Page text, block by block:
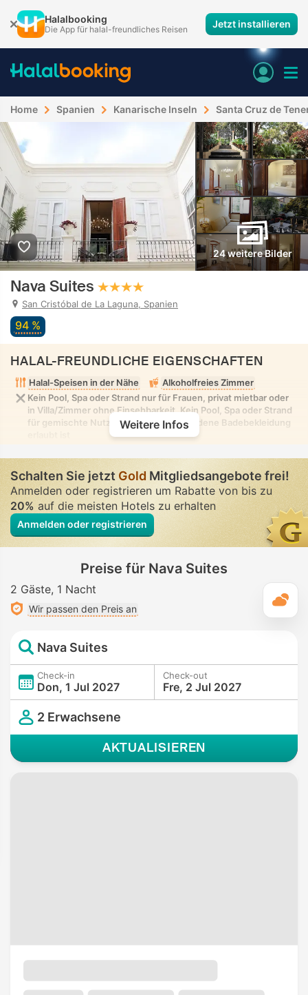
Halalbooking
Die App für halal-freundliches Reisen Jetzt installieren
Home Spanien Kanarische Inseln Santa Cruz de
24 weitere Bilder
Nava Suites
San Cristóbal de La Laguna, Spanien
94 %
HALAL-FREUNDLICHE EIGENSCHAFTEN
Halal-Speisen in der Nähe
Alkoholfreies Zimmer
Kein Pool, Spa oder Strand nur für Frauen, privat mietbar oder
in Villa/Zimmer ohne Einsehbarkeit. Kein Pool, Spa oder Strand
für gemischte Nutzung, in dem bescheidene Badebekleidung
Weitere Infos
Schalten Sie jetzt Gold Mitgliedsangebote frei!
Anmelden oder registrieren um Rabatte von bis zu
20% auf die meisten Hotels zu erhalten
Anmelden oder registrieren
Preise für Nava Suites
2 Gäste 1 Nacht
Wir passen den Preis an
Nava Suites
Check-in
Don, 1 Jul 2027
Check-out
Fre, 2 Jul 2027
2 Erwachsene
AKTUALISIEREN